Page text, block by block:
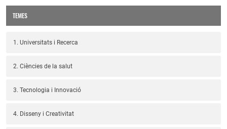
TEMES
1. Universitats i Recerca
2. Ciències de la salut
3. Tecnologia i Innovació
4. Disseny i Creativitat